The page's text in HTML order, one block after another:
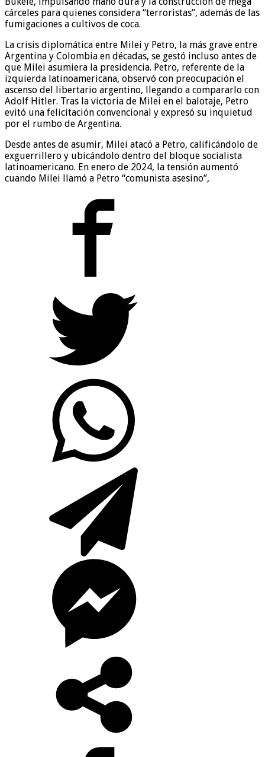
cárceles para quienes considera “terroristas”, además de las
fumigaciones a cultivos de coca.
La crisis diplomática entre Milei y Petro, la más grave entre
Argentina y Colombia en décadas, se gestó incluso antes de
que Milei asumiera la presidencia. Petro, referente de la
izquierda latinoamericana, observó con preocupación el
ascenso del libertario argentino, llegando a compararlo con
Adolf Hitler. Tras la victoria de Milei en el balotaje, Petro
evitó una felicitación convencional y expresó su inquietud
por el rumbo de Argentina.
Desde antes de asumir, Milei atacó a Petro, calificándolo de
exguerrillero y ubicándolo dentro del bloque socialista
latinoamericano. En enero de 2024, la tensión aumentó
cuando Milei llamó a Petro “comunista asesino”,